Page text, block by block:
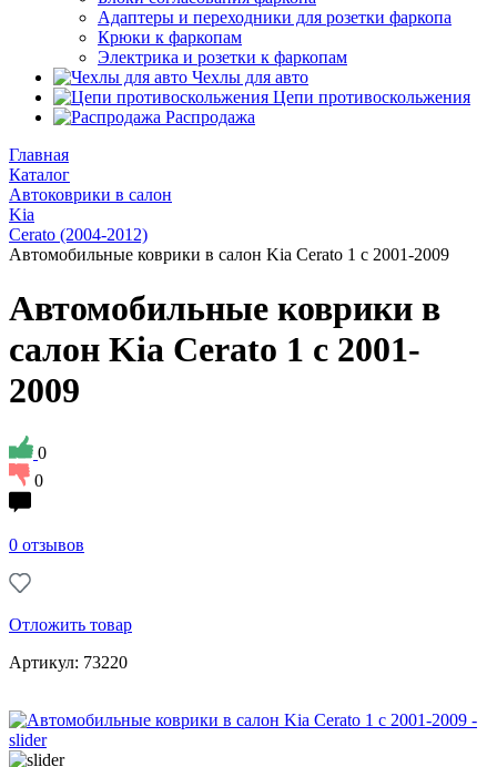
Адаптеры и переходники для розетки фаркопа
Крюки к фаркопам
Электрика и розетки к фаркопам
Чехлы для авто
Цепи противоскольжения
Распродажа
Главная
Каталог
Автоковрики в салон
Kia
Cerato (2004-2012)
Автомобильные коврики в салон Kia Cerato 1 с 2001-2009
Автомобильные коврики в
салон Kia Cerato 1 с 2001-
2009
0
0
0 отзывов
Отложить товар
Артикул: 73220